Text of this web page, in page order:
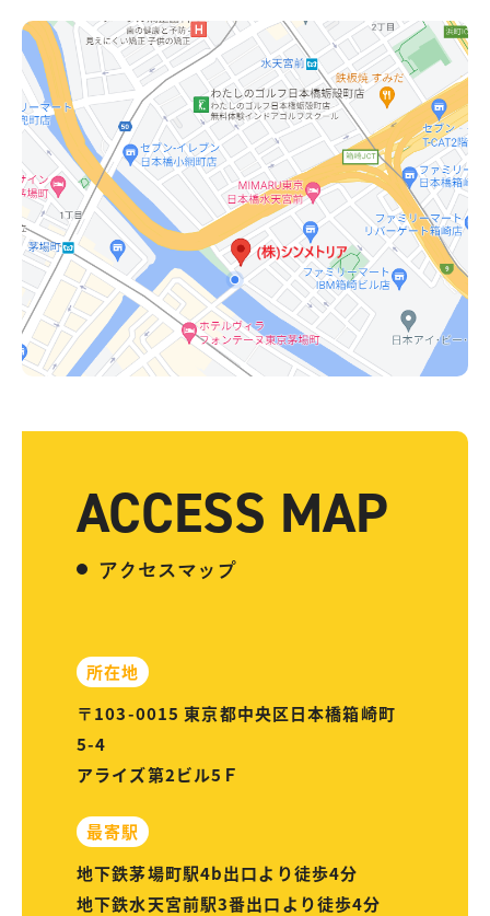
ACCESS MAP
アクセスマップ
所在地
〒103-0015 東京都中央区日本橋箱崎町
5-4
アライズ第2ビル5Ｆ
最寄駅
地下鉄茅場町駅4b出口より徒歩4分
地下鉄水天宮前駅3番出口より徒歩4分